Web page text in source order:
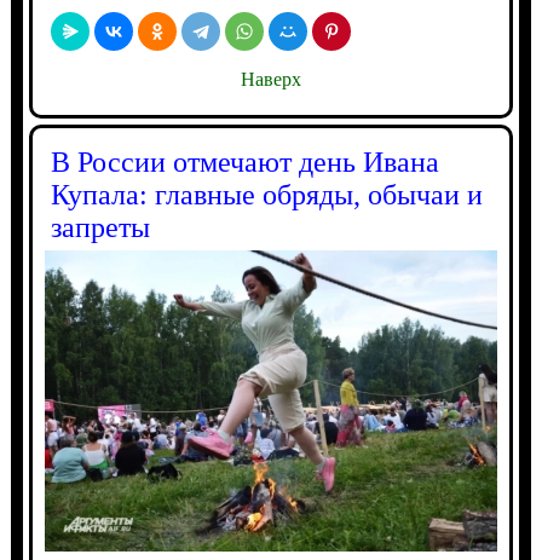
Наверх
В России отмечают день Ивана
Купала: главные обряды, обычаи и
запреты